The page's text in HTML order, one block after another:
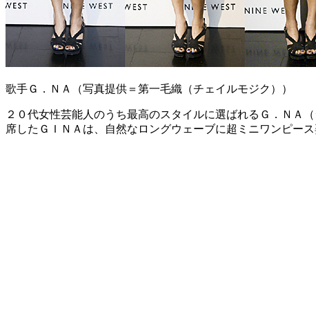
歌手Ｇ．ＮＡ（写真提供＝第一毛織（チェイルモジク））
２０代女性芸能人のうち最高のスタイルに選ばれるＧ．ＮＡ
席したＧＩＮＡは、自然なロングウェーブに超ミニワンピー